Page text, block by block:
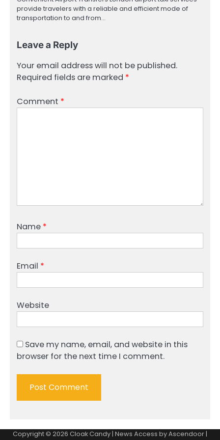
provide travelers with a reliable and efficient mode of
transportation to and from…
Leave a Reply
Your email address will not be published.
Required fields are marked *
Comment *
Name *
Email *
Website
Save my name, email, and website in this
browser for the next time I comment.
Copyright © 2026 Cloak Candy | News Access byAscendoor |